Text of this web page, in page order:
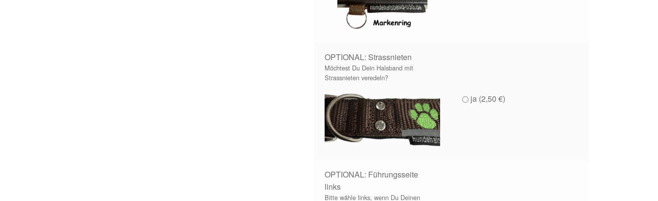
OPTIONAL: Strassnieten
Möchtest Du Dein Halsband mit
Strassnieten veredeln?
ja (2,50€)
OPTIONAL: Führungsseite
links
Bitte wähle links, wenn Du Deinen